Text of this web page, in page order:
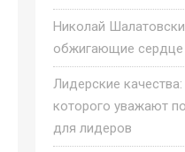
Николай
обжигающие сердце
Лидерские
которого уважают
для лидеров